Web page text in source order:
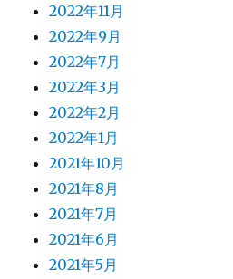
2022年11月
2022年9月
2022年7月
2022年3月
2022年2月
2022年1月
2021年10月
2021年8月
2021年7月
2021年6月
2021年5月